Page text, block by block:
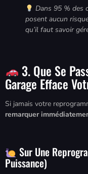
Dans 95 % des
posent aucun
qu’il faut savoir
3. Que Se
Garage Efface
Si jamais votre
remarquer
Sur Une
Puissance)